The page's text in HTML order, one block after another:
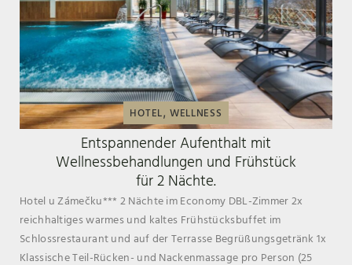
HOTEL, WELLNESS
Entspannender Aufenthalt mit
Wellnessbehandlungen und Frühstück
für 2 Nächte.
Hotel u Zámečku*** 2 Nächte im Economy DBL-Zimmer 2x
reichhaltiges warmes und kaltes Frühstücksbuffet im
Schlossrestaurant und auf der Terrasse Begrüßungsgetränk 1x
Klassische Teil-Rücken- und Nackenmassage pro Person (25